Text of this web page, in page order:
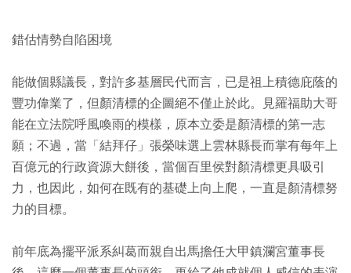
錯估情勢自陷困境
能做個縣議長，對許多基層民代而言，已是祖上積德庇蔭的
豐功偉業了，但顏清標的企圖絕不僅止於此。見羅福助大哥
能在立法院呼風喚雨的模樣，原本立委是顏清標的第一志
願；不過，當「結拜仔」張榮味選上雲林縣長而掌有每年上
百億元的行政資源大餅後，當個百里侯對顏清標更具吸引
力，也因此，如何在既有的基礎上向上爬，一直是顏清標努
力的目標。
前年底為擺平派系糾葛而親自出馬擔任大甲鎮瀾宮董事長